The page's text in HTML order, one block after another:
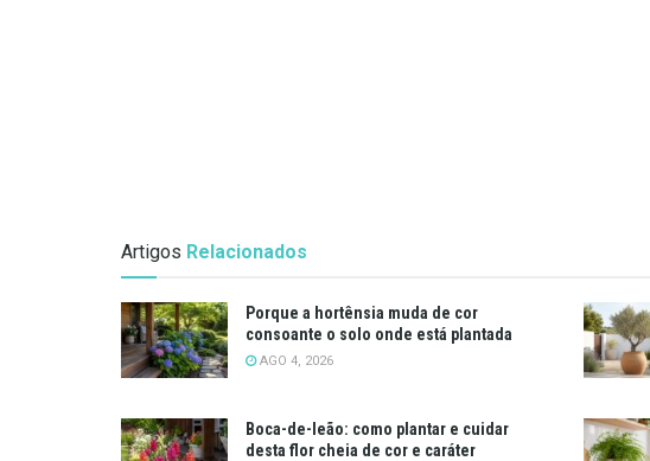
Artigos Relacionados
Porque a hortênsia muda de cor
consoante o solo onde está plantada
AGO 4, 2026
Boca-de-leão: como plantar e cuidar
desta flor cheia de cor e caráter